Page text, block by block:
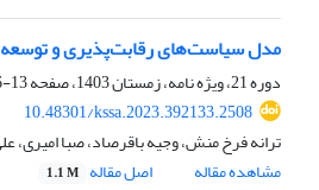
مدل سیاست‌های رقابت‌پذیری و توسعه
دوره 21، ویژه نامه، زمستان 1403، صفحه
13-36
10.48301/kssa.2023.392133.2508
ترانه فرخ منش، وجیه باقرصاد، صبا امیری،
مشاهده مقاله
اصل مقاله 1.1 M